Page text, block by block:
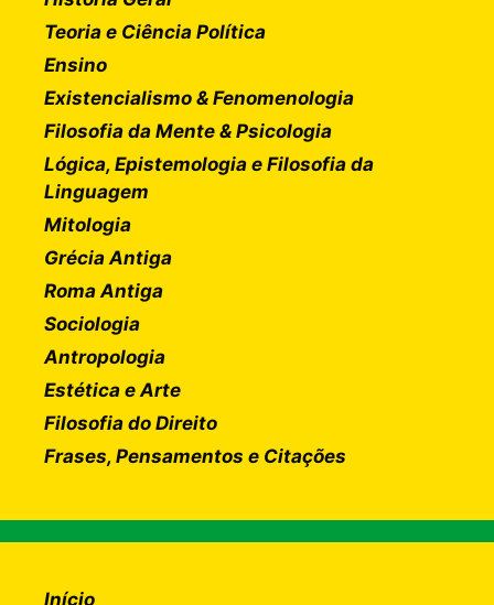
Teoria e Ciência Política
Ensino
Existencialismo & Fenomenologia
Filosofia da Mente & Psicologia
Lógica, Epistemologia e Filosofia da
Linguagem
Mitologia
Grécia Antiga
Roma Antiga
Sociologia
Antropologia
Estética e Arte
Filosofia do Direito
Frases, Pensamentos e Citações
Início